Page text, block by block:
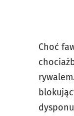
Choć